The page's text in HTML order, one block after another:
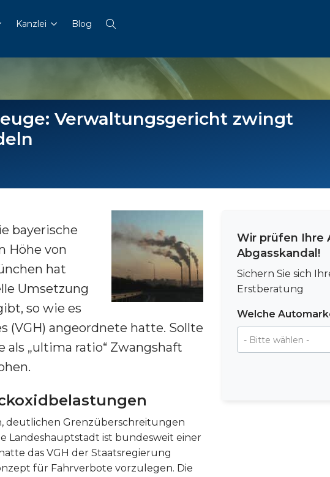
Kanzlei Blog
Verwaltungsgericht zwingt
bayerische
Höhe von
hat
Umsetzung
so wie es
(VGH) angeordnete hatte. Sollte
„ultima ratio“ Zwangshaft
deutlichen Grenzüberschreitungen
Landeshauptstadt ist bundesweit einer
das VGH der Staatsregierung
für Fahrverbote vorzulegen. Die
Wir prüfen Ihre
Abgasskandal!
Sichern Sie sich
Erstberatung
Welche